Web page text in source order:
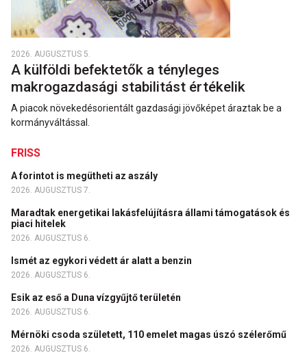
2026. AUGUSZTUS 5.
A külföldi befektetők a tényleges
makrogazdasági stabilitást értékelik
A piacok növekedésorientált gazdasági jövőképet áraztak be a
kormányváltással.
FRISS
A forintot is megütheti az aszály
2026. AUGUSZTUS 7.
Maradtak energetikai lakásfelújításra állami támogatások és
piaci hitelek
2026. AUGUSZTUS 6.
Ismét az egykori védett ár alatt a benzin
2026. AUGUSZTUS 6.
Esik az eső a Duna vízgyűjtő területén
2026. AUGUSZTUS 6.
Mérnöki csoda született, 110 emelet magas úszó szélerőmű
2026. AUGUSZTUS 6.